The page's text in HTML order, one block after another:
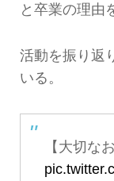
と卒業の理由
活動を振り返
いる。
【大切な